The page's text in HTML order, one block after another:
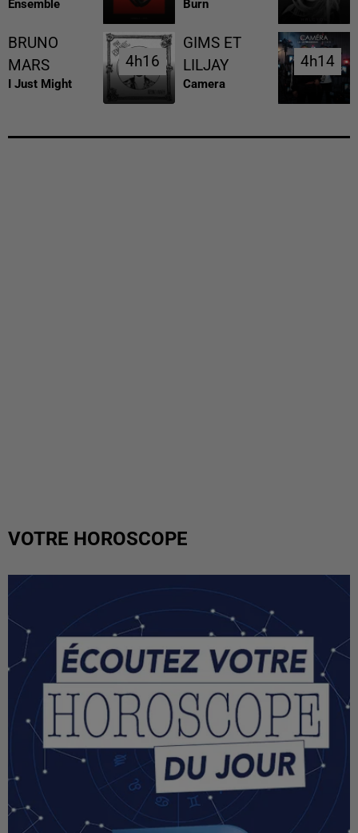
Ensemble Burn
BRUNO
MARS
I Just Might
4h16
4h16
GIMS ET
LILJAY
Camera
4h14
4h14
VOTRE HOROSCOPE